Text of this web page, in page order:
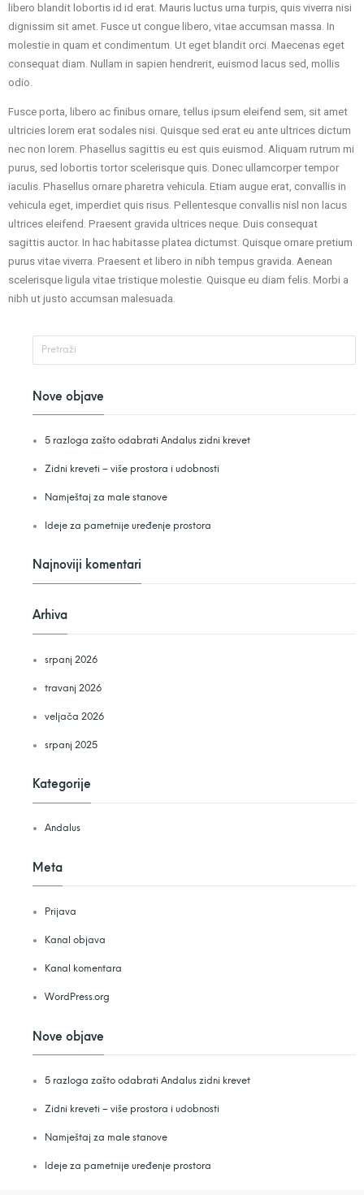
libero blandit lobortis id id erat. Mauris luctus urna turpis, quis viverra nisi
dignissim sit amet. Fusce ut congue libero, vitae accumsan massa. In
molestie in quam et condimentum. Ut eget blandit orci. Maecenas eget
consequat diam. Nullam in sapien hendrerit, euismod lacus sed, mollis
odio.
Fusce porta, libero ac finibus ornare, tellus ipsum eleifend sem, sit amet
ultricies lorem erat sodales nisi. Quisque sed erat eu ante ultrices dictum
nec non lorem. Phasellus sagittis eu est quis euismod. Aliquam rutrum mi
purus, sed lobortis tortor scelerisque quis. Donec ullamcorper tempor
iaculis. Phasellus ornare pharetra vehicula. Etiam augue erat, convallis in
vehicula eget, imperdiet quis risus. Pellentesque convallis nisl non lacus
ultrices eleifend. Praesent gravida ultrices neque. Duis consequat
sagittis auctor. In hac habitasse platea dictumst. Quisque ornare pretium
purus vitae viverra. Praesent et libero in nibh tempus gravida. Aenean
scelerisque ligula vitae tristique molestie. Quisque eu diam felis. Morbi a
nibh ut justo accumsan malesuada.
Nove objave
5 razloga zašto odabrati Andalus zidni krevet
Zidni kreveti – više prostora i udobnosti
Namještaj za male stanove
Ideje za pametnije uređenje prostora
Najnoviji komentari
Arhiva
srpanj 2026
travanj 2026
veljača 2026
srpanj 2025
Kategorije
Andalus
Meta
Prijava
Kanal objava
Kanal komentara
WordPress.org
Nove objave
5 razloga zašto odabrati Andalus zidni krevet
Zidni kreveti – više prostora i udobnosti
Namještaj za male stanove
Ideje za pametnije uređenje prostora